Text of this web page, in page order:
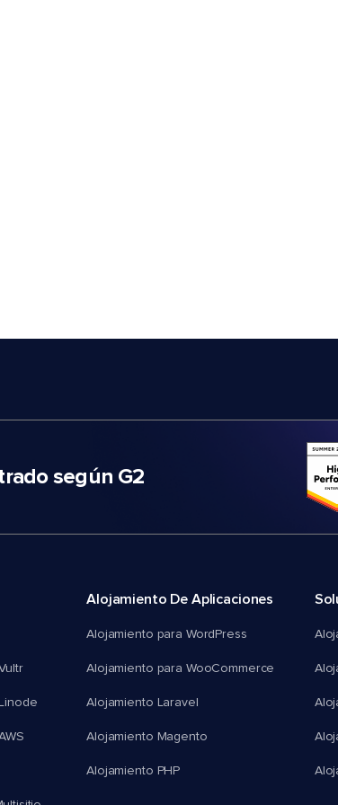
según G2
Alojamiento De Aplicaciones
Alojamiento para WordPress
Alojamiento para WooCommerce
Alojamiento Laravel
Alojamiento Magento
Alojamiento PHP